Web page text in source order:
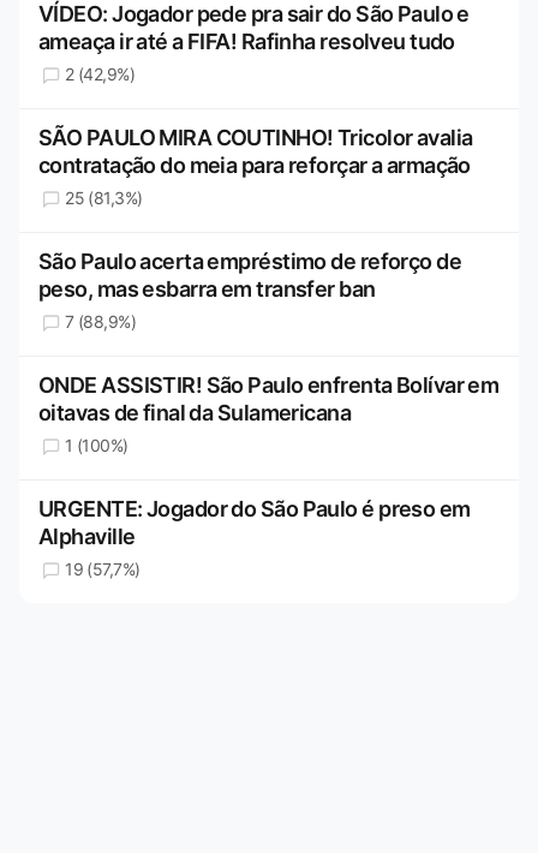
VÍDEO: Jogador pede pra sair do São Paulo e
ameaça ir até a FIFA! Rafinha resolveu tudo
2 (42,9%)
SÃO PAULO MIRA COUTINHO! Tricolor avalia
contratação do meia para reforçar a armação
25 (81,3%)
São Paulo acerta empréstimo de reforço de
peso, mas esbarra em transfer ban
7 (88,9%)
ONDE ASSISTIR! São Paulo enfrenta Bolívar em
oitavas de final da Sulamericana
1 (100%)
URGENTE: Jogador do São Paulo é preso em
Alphaville
19 (57,7%)